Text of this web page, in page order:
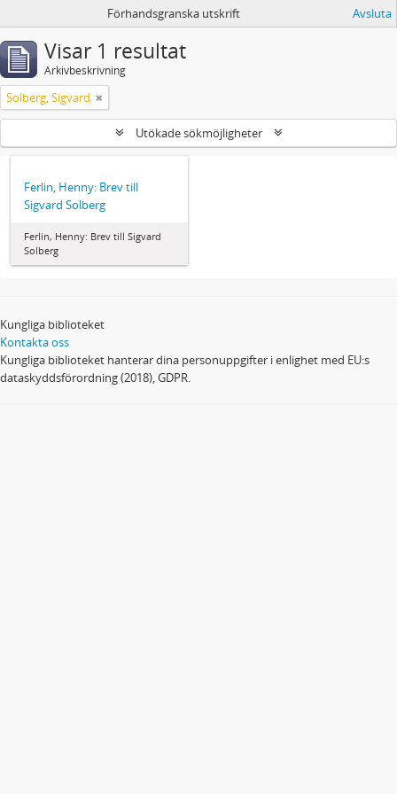
Förhandsgranska utskrift Avsluta
Visar 1 resultat
Arkivbeskrivning
Solberg, Sigvard
Utökade sökmöjligheter
Ferlin, Henny: Brev till
Sigvard Solberg
Ferlin, Henny: Brev till Sigvard
Solberg
Kungliga biblioteket
Kontakta oss
Kungliga biblioteket hanterar dina personuppgifter i enlighet med EU:s
dataskyddsförordning (2018), GDPR.